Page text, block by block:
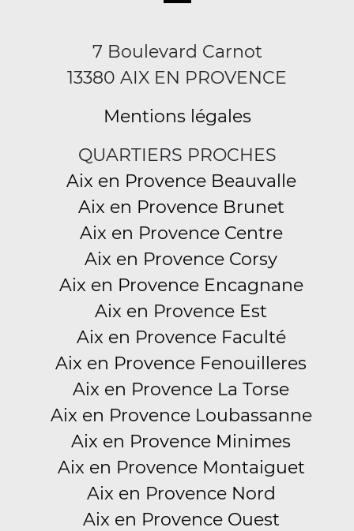
7 Boulevard Carnot
13380 AIX EN PROVENCE
Mentions légales
QUARTIERS PROCHES
Aix en Provence Beauvalle
Aix en Provence Brunet
Aix en Provence Centre
Aix en Provence Corsy
Aix en Provence Encagnane
Aix en Provence Est
Aix en Provence Faculté
Aix en Provence Fenouilleres
Aix en Provence La Torse
Aix en Provence Loubassanne
Aix en Provence Minimes
Aix en Provence Montaiguet
Aix en Provence Nord
Aix en Provence Ouest